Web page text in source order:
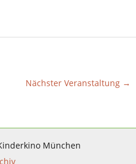
Nächster Veranstaltung →
München